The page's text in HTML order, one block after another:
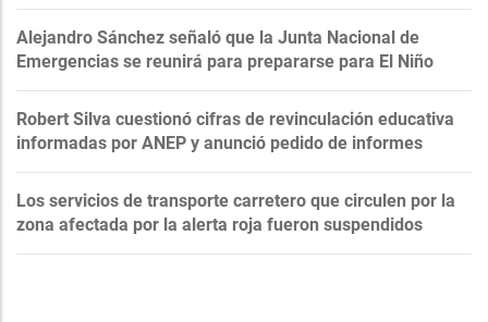
Alejandro Sánchez señaló que la Junta Nacional de
Emergencias se reunirá para prepararse para El Niño
Robert Silva cuestionó cifras de revinculación educativa
informadas por ANEP y anunció pedido de informes
Los servicios de transporte carretero que circulen por la
zona afectada por la alerta roja fueron suspendidos